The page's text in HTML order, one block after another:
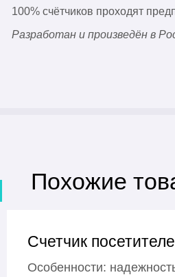
100% счётчиков проходят
Разработан и произведён в
Похожие
Счетчик
Особенности: